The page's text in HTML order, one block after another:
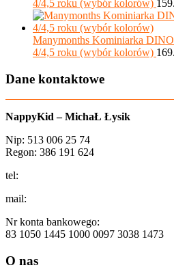
4/4,5 roku (wybór kolorów)
Manymonths Kominiarka
4/4,5 roku (wybór kolorów)
Dane kontaktowe
NappyKid – MichaŁ Łysik
Nip: 513 006 25 74
Regon: 386 191 624
tel:
mail:
Nr konta bankowego:
83 1050 1445 1000 0097 3038 1473
O nas